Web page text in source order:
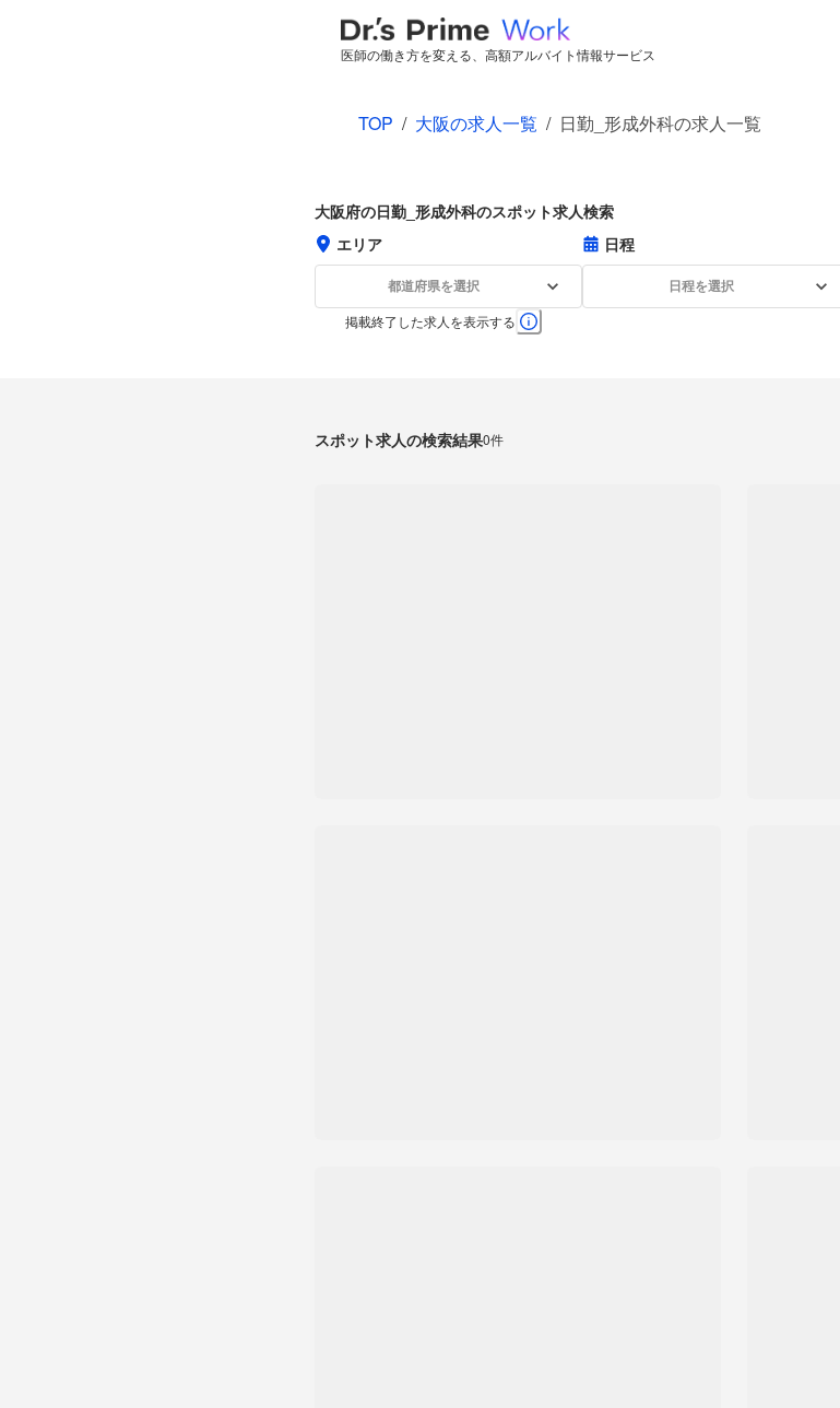
医師の働き方を変える、高額アルバイト情報サービス
TOP / 大阪の求人一覧 / 日勤_形成外科の求人一覧
大阪府の日勤_形成外科のスポット求人検索
エリア
都道府県を選択
日程
日程を選択
掲載終了した求人を表示する
スポット求人の検索結果0件